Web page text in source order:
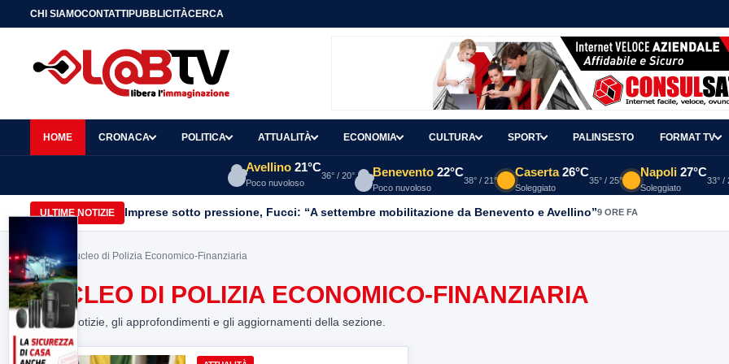
CHI SIAMOCONTATTIPUBBLICITÀCERCA
HOME CRONACA POLITICA ATTUALITÀ ECONOMIA CULTURA SPORT PALINSESTO FORMAT TV
Avellino 21°C
Poco nuvoloso
36° / 20° Benevento 22°C
Poco nuvoloso
38° / 21°
Caserta 26°C
Soleggiato
35° / 25°
Napoli 27°C
Soleggiato
33° /
ULTIME NOTIZIE Imprese sotto pressione, Fucci: “A settembre mobilitazione da Benevento e Avellino”9 ORE FA
Home> Nucleo di Polizia Economico-Finanziaria
NUCLEO DI POLIZIA ECONOMICO-FINANZIARIA
Tutte le notizie, gli approfondimenti e gli aggiornamenti della sezione.